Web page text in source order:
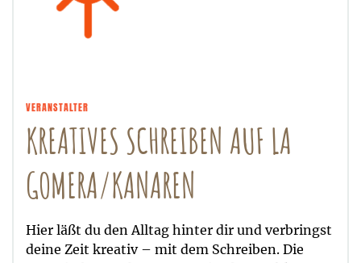
VERANSTALTER
KREATIVES SCHREIBEN AUF LA
GOMERA/KANAREN
Hier läßt du den Alltag hinter dir und verbringst
deine Zeit kreativ – mit dem Schreiben. Die